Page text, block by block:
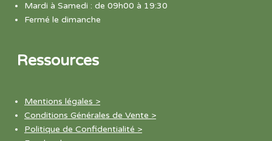
Mardi à Samedi : de 09h00 à 19:30
Fermé le dimanche
Ressources
Mentions légales >
Conditions Générales de Vente >
Politique de Confidentialité >